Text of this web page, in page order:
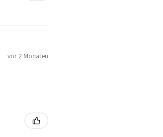
vor 2 Monaten